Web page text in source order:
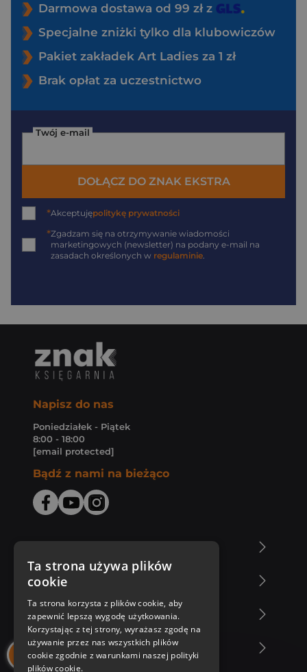
Darmowa dostawa od 99 zł z
Specjalne zniżki tylko dla klubowiczów
Pakiet zakładek Art Ladies za 1 zł
Brak opłat za uczestnictwo
Twój e-mail
DOŁĄCZ DO ZNAK EKSTRA
*Akceptujępolitykę prywatności
*Zgadzam się na otrzymywanie wiadomości
marketingowych (newsletter) na podany e-mail na
zasadach określonych w regulaminie
Napisz do nas
Poniedziałek - Piątek
8:00 - 18:00
[email protected]
Bądź z nami na bieżąco
Zakupy u nas
Nasza oferta
Nasi autorzy
Ta strona używa plików
cookie
Ta strona korzysta z plików cookie, aby
zapewnić lepszą wygodę użytkowania.
Korzystając z tej strony, wyrażasz zgodę na
używanie przez nas wszystkich plików
cookie zgodnie z warunkami naszej polityki
plików cookie.